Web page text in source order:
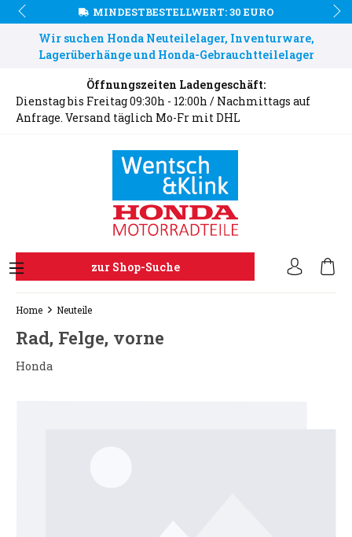
MINDESTBESTELLWERT: 30 EURO
Wir suchen Honda Neuteilelager, Inventurware,
Lagerüberhänge und Honda-Gebrauchtteilelager
Öffnungszeiten Ladengeschäft:
Dienstag bis Freitag 09:30h - 12:00h / Nachmittags auf
Anfrage. Versand täglich Mo-Fr mit DHL
zur Shop-Suche
Home Neuteile
Rad, Felge, vorne
Honda